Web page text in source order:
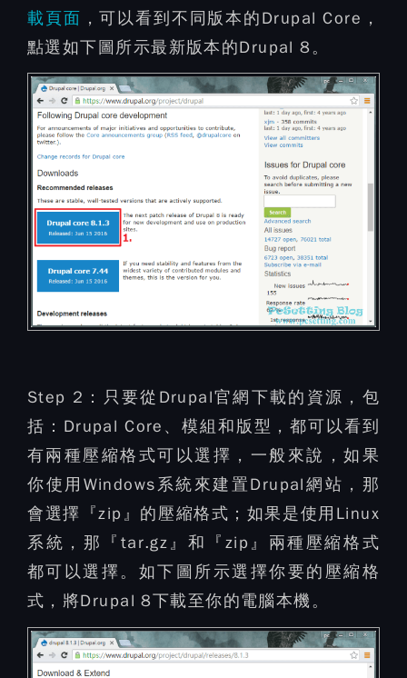
載頁面 ，可以看到不同版本的Drupal Core，
點選如下圖所示最新版本的Drupal 8。
Step 2： 只要從Drupal官網下載的資源，包
括：Drupal Core、模組和版型，都可以看到
有兩種壓縮格式可以選擇，一般來說，如果
你使用Windows系統來建置Drupal網站，那
會選擇『zip』的壓縮格式；如果是使用Linux
系統，那『tar.gz』和『zip』兩種壓縮格式
都可以選擇。如下圖所示選擇你要的壓縮格
式，將Drupal 8下載至你的電腦本機。